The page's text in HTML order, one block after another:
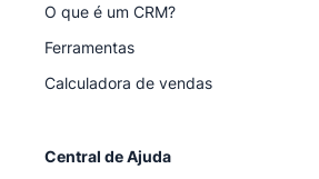
O que é um CRM?
Ferramentas
Calculadora de vendas
Central de Ajuda